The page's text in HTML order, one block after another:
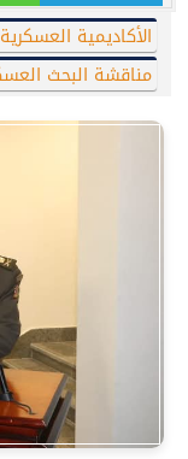
الأكاديمية
مناقشة البحث